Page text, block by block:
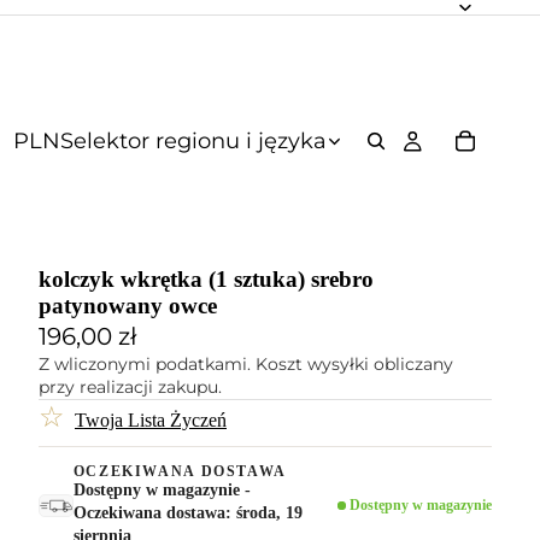
PLNSelektor regionu i języka
kolczyk wkrętka (1 sztuka) srebro
patynowany owce
196,00 zł
Z wliczonymi podatkami. Koszt wysyłki obliczany
przy realizacji zakupu.
☆ Twoja Lista Życzeń
OCZEKIWANA DOSTAWA
Dostępny w magazynie -
Oczekiwana dostawa: środa, 19
sierpnia
Dostępny w magazynie